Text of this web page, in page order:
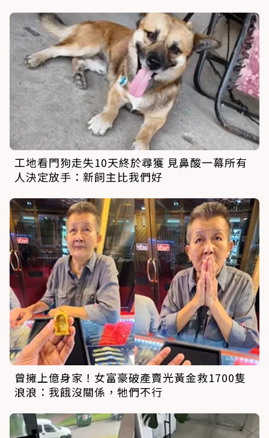
工地看門狗走失10天終於尋獲 見鼻酸一幕所有
人決定放手：新飼主比我們好
曾擁上億身家！女富豪破產賣光黃金救1700隻
浪浪：我餓沒關係，牠們不行